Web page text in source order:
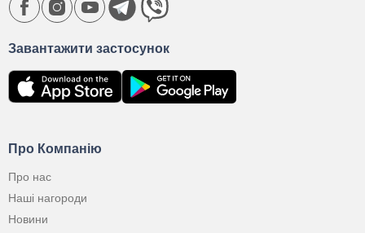
Про Компанію
Про нас
Наші нагороди
Новини
Завантажити застосунок